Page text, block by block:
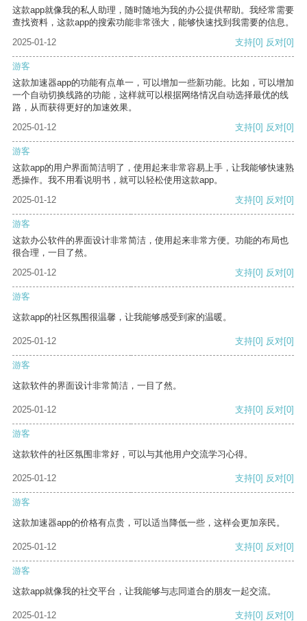
这款app就像我的私人助理，随时随地为我的办公提供帮助。我经常需要
查找资料，这款app的搜索功能非常强大，能够快速找到我需要的信息。
2025-01-12
支持[0] 反对[0]
游客
这款加速器app的功能有点单一，可以增加一些新功能。比如，可以增加
一个自动切换线路的功能，这样就可以根据网络情况自动选择最优的线
路，从而获得更好的加速效果。
2025-01-12
支持[0] 反对[0]
游客
这款app的用户界面简洁明了，使用起来非常容易上手，让我能够快速熟
悉操作。我不用看说明书，就可以轻松使用这款app。
2025-01-12
支持[0] 反对[0]
游客
这款办公软件的界面设计非常简洁，使用起来非常方便。功能的布局也
很合理，一目了然。
2025-01-12
支持[0] 反对[0]
游客
这款app的社区氛围很温馨，让我能够感受到家的温暖。
2025-01-12 支持[0] 反对[0]
游客
这款软件的界面设计非常简洁，一目了然。
2025-01-12 支持[0] 反对[0]
游客
这款软件的社区氛围非常好，可以与其他用户交流学习心得。
2025-01-12 支持[0] 反对[0]
游客
这款加速器app的价格有点贵，可以适当降低一些，这样会更加亲民。
2025-01-12 支持[0] 反对[0]
游客
这款app就像我的社交平台，让我能够与志同道合的朋友一起交流。
2025-01-12 支持[0] 反对[0]